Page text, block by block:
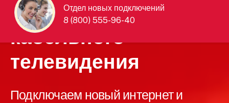
Отдел новых подключений
8 (800) 555-96-40
интернета и
кабельного
телевидения
Подключаем новый интернет и